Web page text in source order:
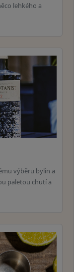
lehkého a
výběru bylin a
paletou chutí a